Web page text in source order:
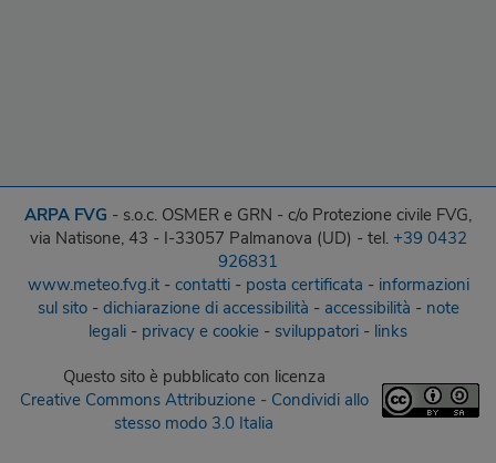
ARPA FVG - s.o.c. OSMER e GRN - c/o Protezione civile FVG,
via Natisone, 43 - I-33057 Palmanova (UD) - tel. +39 0432
926831
www.meteo.fvg.it- contatti- posta certificata - informazioni
sul sito- dichiarazione di accessibilità - accessibilità - note
legali - privacy e cookie - sviluppatori - links
Questo sitoè pubblicato con licenza
Creative Commons Attribuzione - Condividi allo
stesso modo 3.0 Italia